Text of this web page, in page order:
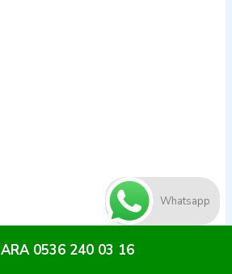
Whatsapp
ARA 0536 240 03 16